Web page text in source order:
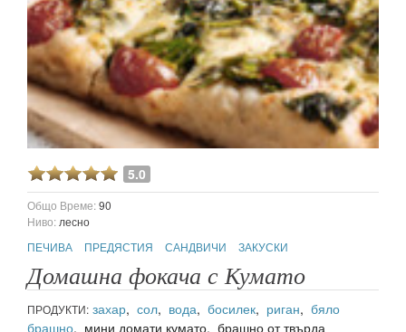
5.0
Общо Време:90
Ниво: лесно
ПЕЧИВА
ПРЕДЯСТИЯ САНДВИЧИ ЗАКУСКИ
Домашна фокача с Кумато
ПРОДУКТИ: захар, сол, вода, босилек, риган, бяло
брашно, мини домати кумато, брашно от твърда